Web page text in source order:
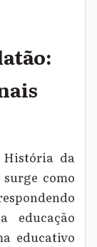
História da
como
educação
educativo